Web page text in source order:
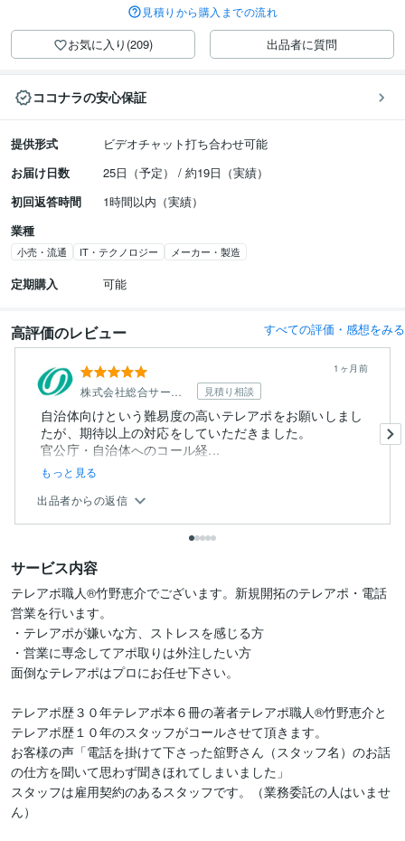
見積りから購入までの流れ
お気に入り(209) 出品者に質問
ココナラの安心保証
提供形式
ビデオチャット打ち合わせ可能
お届け日数
25日（予定） / 約19日（実績）
初回返答時間
1時間以内（実績）
業種
小売・流通 IT・テクノロジー メーカー・製造
定期購入 可能
高評価のレビュー すべての評価・感想をみる
株式会社総合サービス 見積り相談
1ヶ月前
自治体向けという難易度の高いテレアポをお願いしまし
たが、期待以上の対応をしていただきました。
官公庁・自治体へのコール経...
もっと見る
出品者からの返信
サービス内容
テレアポ職人®竹野恵介でございます。新規開拓のテレアポ・電話
営業を行います。
・テレアポが嫌いな方、ストレスを感じる方
・営業に専念してアポ取りは外注したい方
面倒なテレアポはプロにお任せ下さい。
テレアポ歴３０年テレアポ本６冊の著者テレアポ職人®竹野恵介と
テレアポ歴１０年のスタッフがコールさせて頂きます。
お客様の声「電話を掛けて下さった舘野さん（スタッフ名）のお話
の仕方を聞いて思わず聞きほれてしまいました」
スタッフは雇用契約のあるスタッフです。（業務委託の人はいませ
ん）